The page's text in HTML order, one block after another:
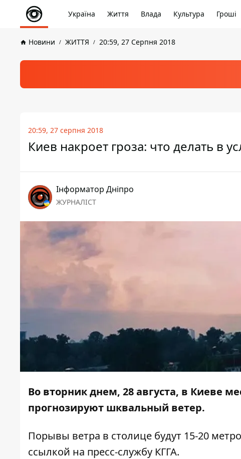
Україна Життя Влада Культура Гроші
Новини ЖИТТЯ 20:59, 27 Серпня 2018
20:59, 27 серпня 2018
Киев накроет гроза: что делать в
Інформатор Дніпро
ЖУРНАЛІСТ
Во вторник днем, 28 августа, в Киеве
прогнозируют шквальный ветер.
Порывы ветра в столице будут 15-20
ссылкой на пресс-службу КГГА.